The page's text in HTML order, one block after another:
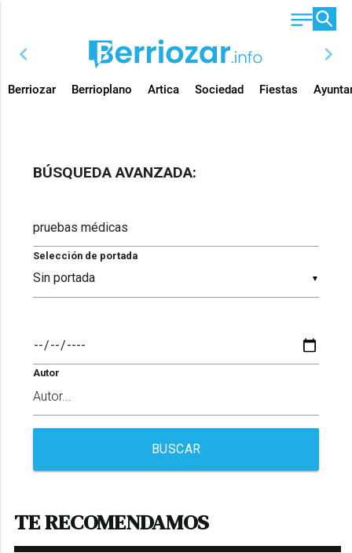
chevron_left chevron_right
Berriozar Berrioplano Artica Sociedad Fiestas
BÚSQUEDA AVANZADA:
▼
Selección de portada
Autor
BUSCAR
TE RECOMENDAMOS